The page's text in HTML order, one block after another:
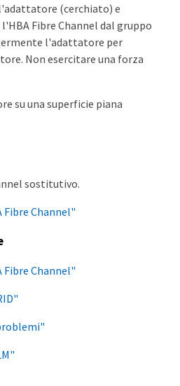
(cerchiato) e
Fibre Channel dal gruppo
l'adattatore per
Non esercitare una forza
su una superficie piana
sostitutivo.
Channel"
Channel"